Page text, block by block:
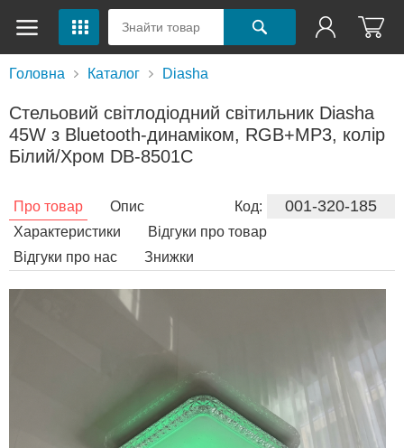
Головна Каталог Diasha
Стельовий світлодіодний світильник Diasha
45W з Bluetooth-динаміком, RGB+MP3, колір
Білий/Хром DB-8501C
Код: 001-320-185
Про товар
Опис
Характеристики
Відгуки про товар
Відгуки про нас
Знижки